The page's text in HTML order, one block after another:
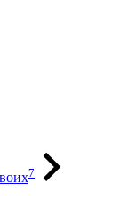
7